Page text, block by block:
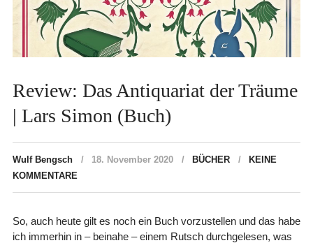
Review: Das Antiquariat der Träume
| Lars Simon (Buch)
Wulf Bengsch 18. November 2020 BÜCHER
KEINE
KOMMENTARE
So, auch heute gilt es noch ein Buch vorzustellen und das habe
ich immerhin in – beinahe – einem Rutsch durchgelesen, was